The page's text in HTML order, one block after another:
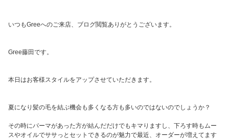
いつもGreeへのご来店、ブログ閲覧ありがとうございます。
Gree藤田です。
本日はお客様スタイルをアップさせていただきます。
夏になり髪の毛を結ぶ機会も多くなる方も多いのではないのでしょうか？
その時にパーマがあった方が結んだだけでもキマりますし、下ろす時もムー
スやオイルでササっとセットできるのが魅力で最近、オーダーが増えてます